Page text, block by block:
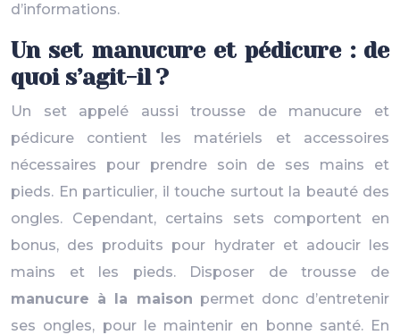
d’informations.
Un set manucure et pédicure : de
quoi s’agit-il ?
Un set appelé aussi trousse de manucure et
pédicure contient les matériels et accessoires
nécessaires pour prendre soin de ses mains et
pieds. En particulier, il touche surtout la beauté des
ongles. Cependant, certains sets comportent en
bonus, des produits pour hydrater et adoucir les
mains et les pieds. Disposer de trousse de
manucure à la maison permet donc d’entretenir
ses ongles, pour le maintenir en bonne santé. En